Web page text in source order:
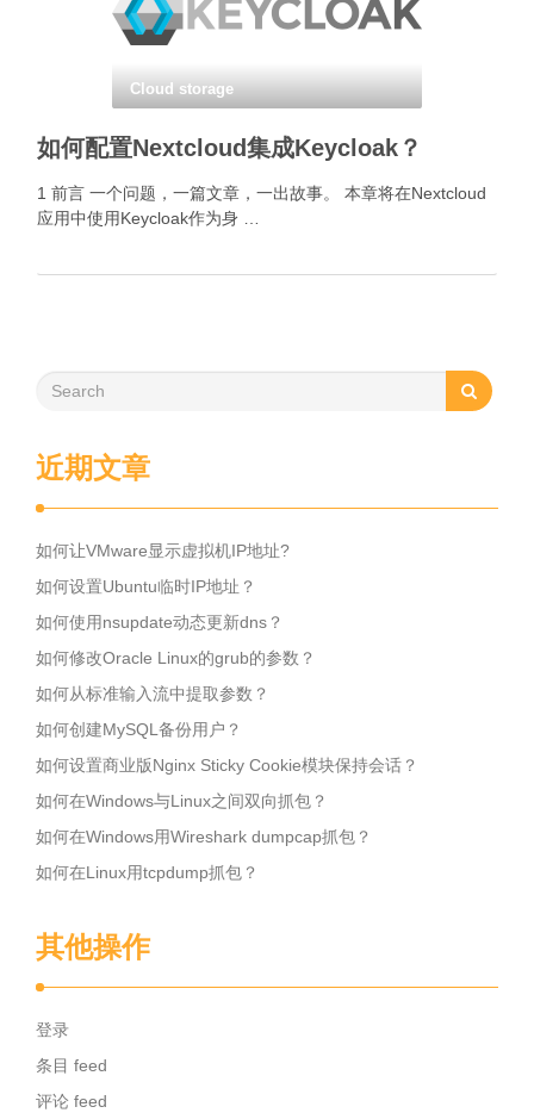
Cloud storage
如何配置Nextcloud集成Keycloak？
1 前言 一个问题，一篇文章，一出故事。 本章将在Nextcloud
应用中使用Keycloak作为身 …
近期文章
如何让VMware显示虚拟机IP地址?
如何设置Ubuntu临时IP地址？
如何使用nsupdate动态更新dns？
如何修改Oracle Linux的grub的参数？
如何从标准输入流中提取参数？
如何创建MySQL备份用户？
如何设置商业版Nginx Sticky Cookie模块保持会话？
如何在Windows与Linux之间双向抓包？
如何在Windows用Wireshark dumpcap抓包？
如何在Linux用tcpdump抓包？
其他操作
登录
条目 feed
评论 feed